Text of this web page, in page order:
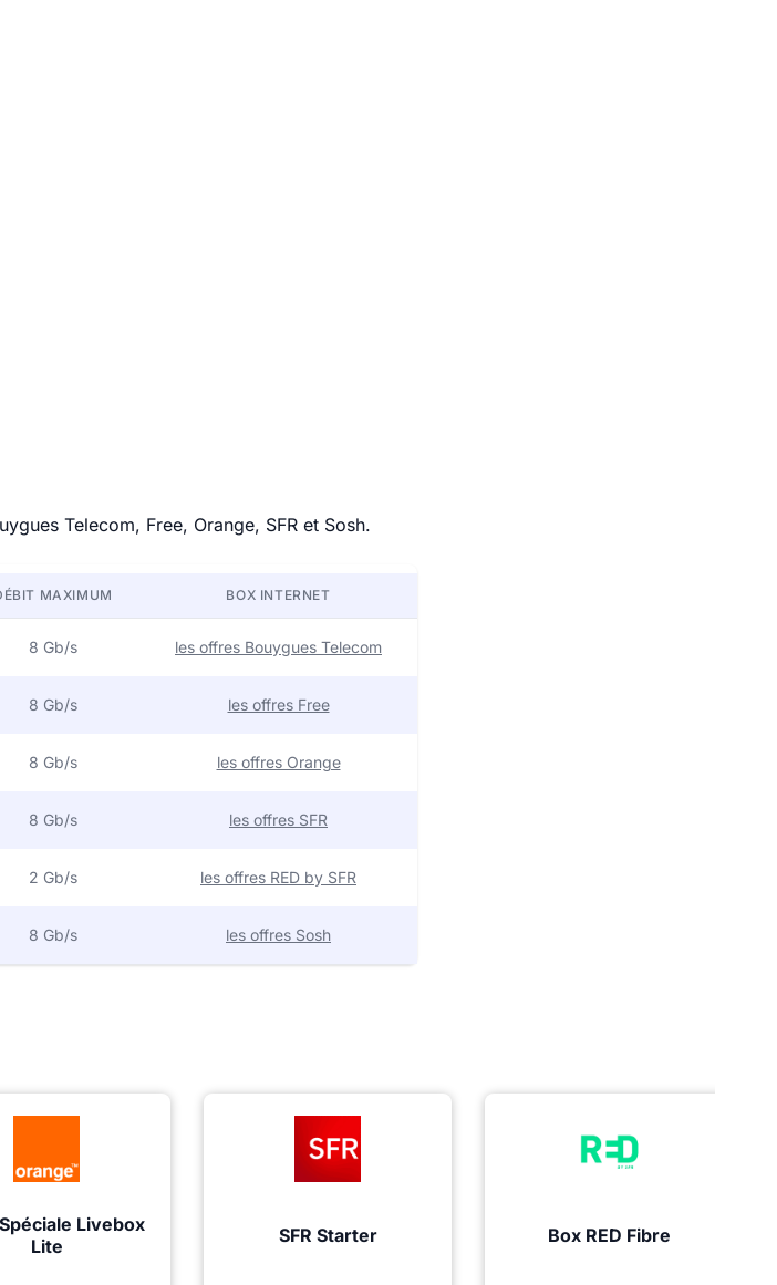
Telecom, Free, Orange, SFR et Sosh.
MAXIMUM BOX INTERNET
8 Gb/s les offres Bouygues Telecom
8 Gb/s les offres Free
8 Gb/s les offres Orange
8 Gb/s les offres SFR
2 Gb/s les offres RED by SFR
8 Gb/s les offres Sosh
Livebox
Lite
SFR Starter Box RED Fibre